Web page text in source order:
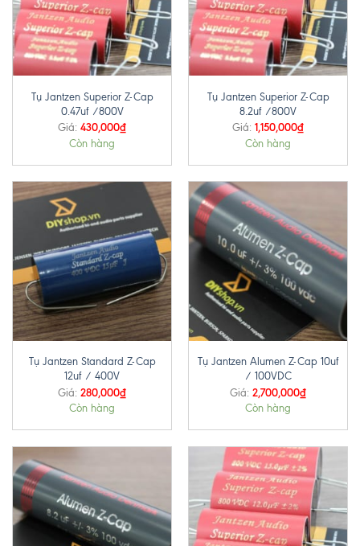
Tụ Jantzen Superior Z-Cap
0.47uf /800V
Giá: 430,000₫
Còn hàng
Tụ Jantzen Superior Z-Cap
8.2uf /800V
Giá: 1,150,000₫
Còn hàng
Tụ Jantzen Standard Z-Cap
12uf / 400V
Giá: 280,000₫
Còn hàng
Tụ Jantzen Alumen Z-Cap 10uf
/ 100VDC
Giá: 2,700,000₫
Còn hàng